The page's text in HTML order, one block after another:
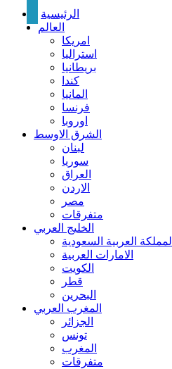
الرئيسية
العالم
امريكا
استراليا
بريطانيا
كندا
المانيا
فرنسا
اوروبا
الشرق الاوسط
لبنان
سوريا
العراق
الاردن
مصر
متفرقات
الخليج العربي
المملكة العربية السعودية
الامارات العربية
الكويت
قطر
البحرين
المغرب العربي
الجزائر
تونس
المغرب
متفرقات